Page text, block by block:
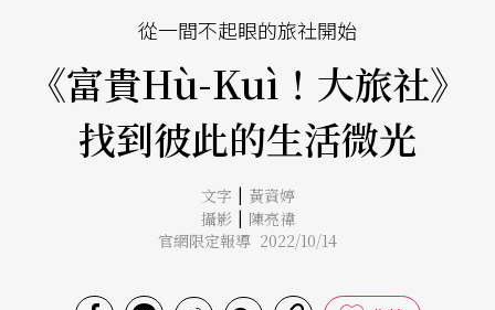
從一間不起眼的旅社開始
《富貴Hù-Kuì！大旅社》
找到彼此的生活微光
文字 | 黃資婷
攝影 | 陳亮禕
官網限定報導 2022/10/14